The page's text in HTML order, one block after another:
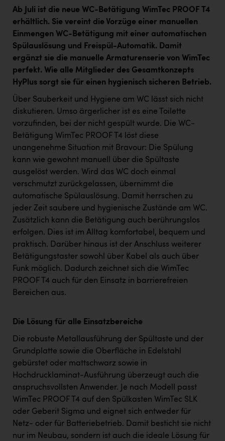
Ab Juli ist die neue WC-Betätigung WimTec PROOF T4
erhältlich. Sie vereint die Vorzüge einer manuellen
Einmengen WC-Betätigung mit einer automatischen
Spülauslösung und Freispül-Automatik. Damit
ergänzt sie die manuelle Armaturenserie von WimTec
perfekt. Wie alle Mitglieder des Gesamtkonzepts
HyPlus sorgt sie für einen hygienisch sicheren Betrieb.
Über Sauberkeit und Hygiene am WC lässt sich nicht
diskutieren. Umso ärgerlicher ist es eine Toilette
vorzufinden, bei der nicht gespült wurde. Die WC-
Betätigung WimTec PROOF T4 löst diese
unangenehme Situation mit Bravour: Die Spülung
kann wie gewohnt manuell über die Spültaste
ausgelöst werden. Wird das WC doch einmal
verschmutzt zurückgelassen, übernimmt die
automatische Spülauslösung. Damit herrschen zu
jeder Zeit saubere und hygienische Zustände am WC.
Zusätzlich kann die Betätigung auch berührungslos
erfolgen. Dies ist im Alltag komfortabel, bequem und
praktisch. Darüber hinaus ist der Anschluss weiterer
Betätigungstaster sowohl über Kabel als auch über
Funk möglich. Dadurch zeichnet sich die WimTec
PROOF T4 auch für den Einsatz in barrierefreien
Bereichen aus.
Die Lösung für alle Einsatzbereiche
Die robuste Metallausführung der Spültaste und der
Grundplatte sowie die Oberfläche in Edelstahl
gebürstet oder mattschwarz sowie in
Hochdrucklaminat-Ausführung überzeugt auch die
anspruchsvollsten Anwender. Je nach Modell passt
WimTec PROOF T4 auf den Spülkasten WimTec SLK
oder Geberit Sigma und eignet sich entweder für
Netz- oder für Batteriebetrieb. Damit besticht sie nicht
nur im Neubau, sondern ist auch die ideale Lösung für